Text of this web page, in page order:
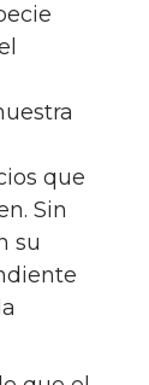
que
Sin
su